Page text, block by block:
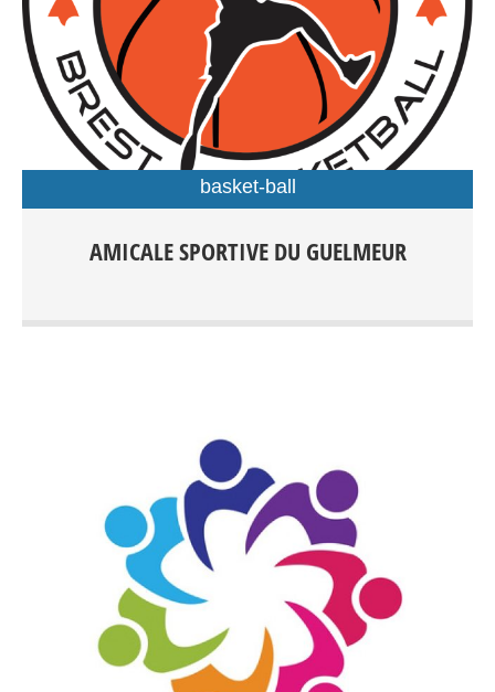
ans Hors compétition : + 18 ans Kévin Abjean : 06 66 11
basket-ball
AMICALE SPORTIVE DU GUELMEUR